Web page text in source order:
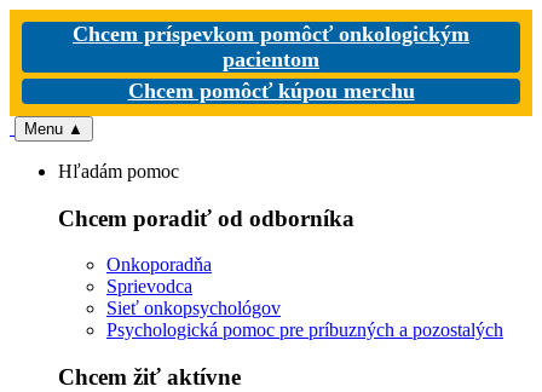
Chcem príspevkom pomôcť onkologickým
pacientom
Chcem pomôcť kúpou merchu
Menu ▲
Hľadám pomoc
Chcem poradiť od odborníka
Onkoporadňa
Sprievodca
Sieť onkopsychológov
Psychologická pomoc pre príbuzných a pozostalých
Chcem žiť aktívne